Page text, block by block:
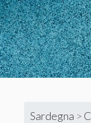
Sardegna >